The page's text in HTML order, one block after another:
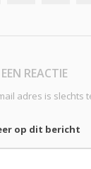
REACTIE
adres is slechts
op dit bericht